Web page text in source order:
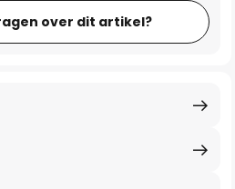
over dit artikel?